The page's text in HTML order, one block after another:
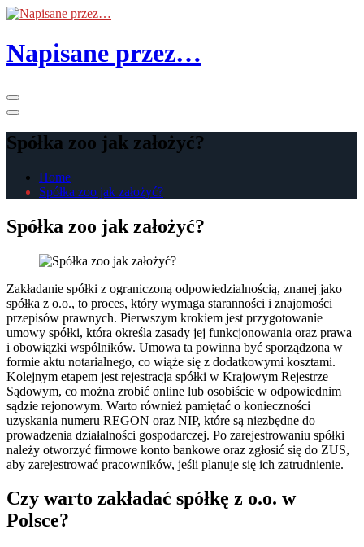
Skip
the
content
Napisane przez…
Spółka zoo jak założyć?
Home
Spółka zoo jak założyć?
Spółka zoo jak założyć?
Zakładanie spółki z ograniczoną odpowiedzialnością, znanej jako
spółka z o.o., to proces, który wymaga staranności i znajomości
przepisów prawnych. Pierwszym krokiem jest przygotowanie
umowy spółki, która określa zasady jej funkcjonowania oraz prawa
i obowiązki wspólników. Umowa ta powinna być sporządzona w
formie aktu notarialnego, co wiąże się z dodatkowymi kosztami.
Kolejnym etapem jest rejestracja spółki w Krajowym Rejestrze
Sądowym, co można zrobić online lub osobiście w odpowiednim
sądzie rejonowym. Warto również pamiętać o konieczności
uzyskania numeru REGON oraz NIP, które są niezbędne do
prowadzenia działalności gospodarczej. Po zarejestrowaniu spółki
należy otworzyć firmowe konto bankowe oraz zgłosić się do ZUS,
aby zarejestrować pracowników, jeśli planuje się ich zatrudnienie.
Czy warto zakładać spółkę z o.o. w
Polsce?